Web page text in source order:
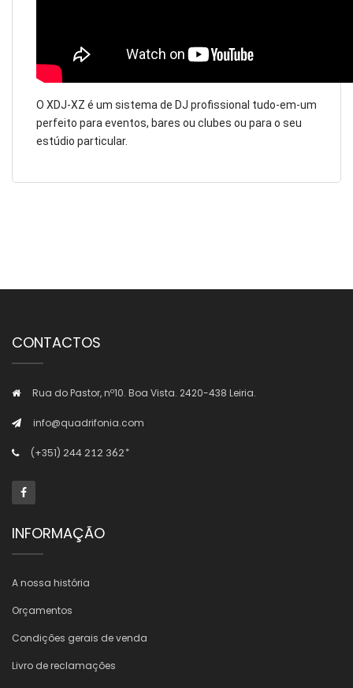
O XDJ-XZ é um sistema de DJ profissional tudo-em-um
perfeito para eventos, bares ou clubes ou para o seu
estúdio particular.
CONTACTOS
Rua do Pastor, nº10. Boa Vista. 2420-438 Leiria.
info@quadrifonia.com
(+351) 244 212 362*
INFORMAÇÃO
A nossa história
Orçamentos
Condições gerais de venda
Livro de reclamações